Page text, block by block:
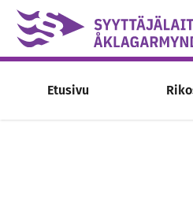
Skip to content -
Etusivu